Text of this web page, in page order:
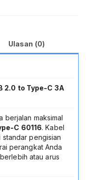
Ulasan (0)
2.0 to Type-C 3A
berjalan maksimal
C 60116. Kabel
standar pengisian
perangkat Anda
atau arus